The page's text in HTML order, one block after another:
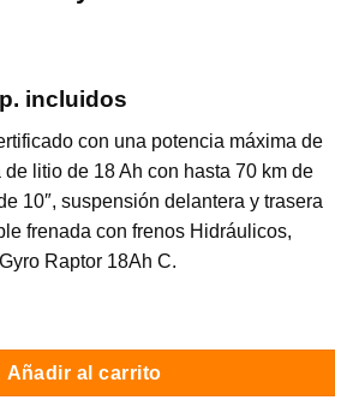
incluidos
con una potencia máxima de
litio de 18 Ah con hasta 70 km de
10″, suspensión delantera y trasera
frenada con frenos Hidráulicos,
Raptor 18Ah C.
Raptor 18Ah / 1000W / Army /
Añadir al carrito